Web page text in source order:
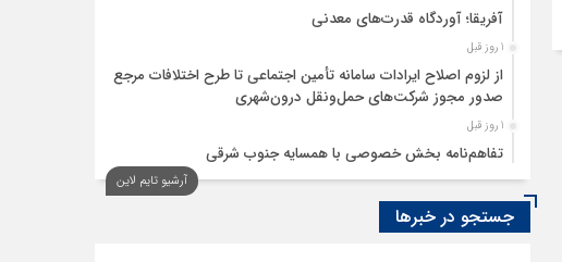
آفریقا؛ آوردگاه قدرت‌های معدنی
1 روز قبل
از لزوم اصلاح ایرادات سامانه تأمین اجتماعی تا طرح اختلافات مرجع
صدور مجوز شرکت‌های حمل‌ونقل درون‌شهری
1 روز قبل
تفاهم‌نامه بخش خصوصی با همسایه جنوب شرقی
1 روز قبل
سود اقتصاد‌ها از هوش مصنوعی
آرشیو تایم لاین
جستجو در خبرها